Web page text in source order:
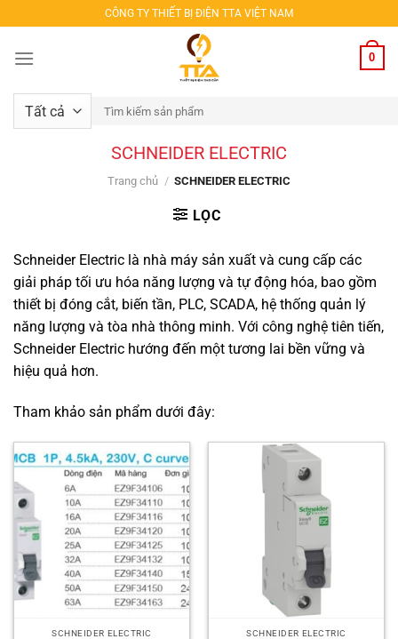
qua
nội
CÔNG TY THIẾT BỊ ĐIỆN TTA VIỆT NAM
0
Tìm
kiếm:
SCHNEIDER ELECTRIC
Trang chủ / SCHNEIDER ELECTRIC
LỌC
Schneider Electric là nhà máy sản xuất và cung cấp các
giải pháp tối ưu hóa năng lượng và tự động hóa, bao gồm
thiết bị đóng cắt, biến tần, PLC, SCADA, hệ thống quản lý
năng lượng và tòa nhà thông minh. Với công nghệ tiên tiến,
Schneider Electric hướng đến một tương lai bền vững và
hiệu quả hơn.
Tham khảo sản phẩm dưới đây:
SCHNEIDER ELECTRIC SCHNEIDER ELECTRIC